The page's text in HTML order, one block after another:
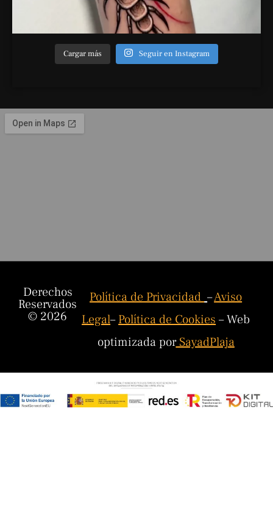
Cargar más Seguir en Instagram
Derechos
Reservados
© 2026
Política de Privacidad–Aviso
Legal–Política de Cookies– Web
optimizada porSayadPlaja